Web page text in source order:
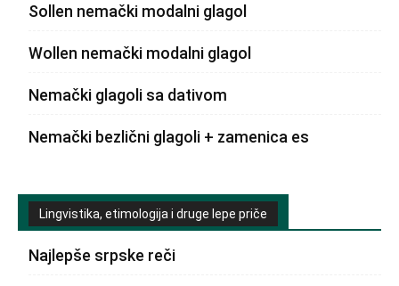
Sollen nemački modalni glagol
Wollen nemački modalni glagol
Nemački glagoli sa dativom
Nemački bezlični glagoli + zamenica es
Lingvistika, etimologija i druge lepe priče
Najlepše srpske reči